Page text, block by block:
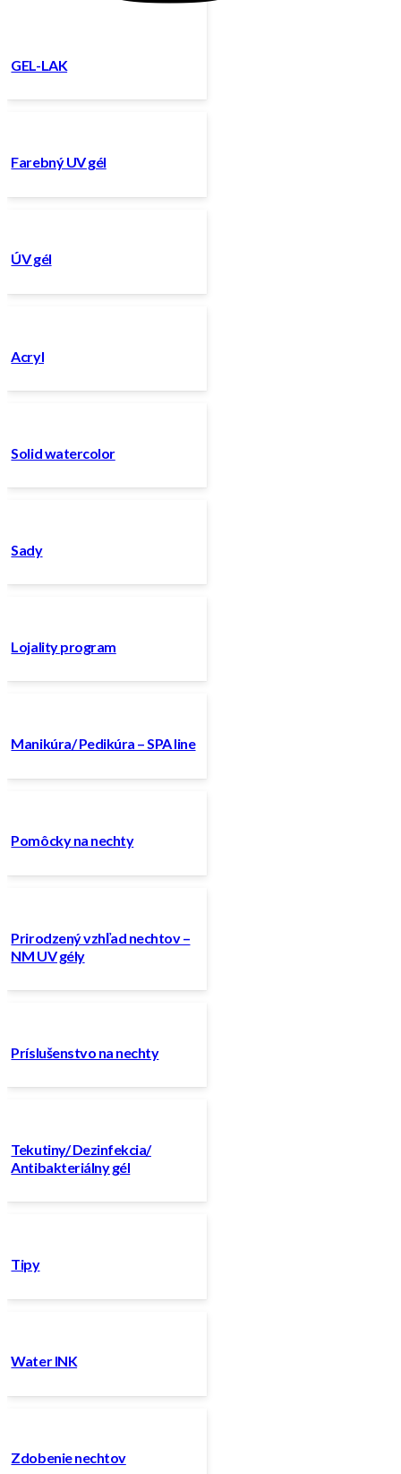
GEL-LAK
Farebný UV gél
ÚV gél
Acryl
Solid watercolor
Sady
Lojality program
Manikúra/ Pedikúra – SPA line
Pomôcky na nechty
Prirodzený vzhľad nechtov –
NM UV gély
Príslušenstvo na nechty
Tekutiny/ Dezinfekcia/
Antibakteriálny gél
Tipy
Water INK
Zdobenie nechtov